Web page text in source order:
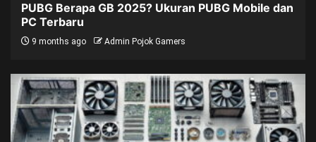
PUBG Berapa GB 2025? Ukuran PUBG Mobile dan
PC Terbaru
9 months ago Admin Pojok Gamers